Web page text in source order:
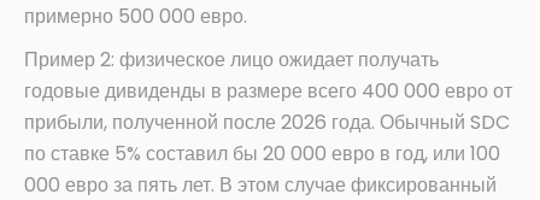
примерно 500 000 евро.
Пример 2: физическое лицо ожидает получать
годовые дивиденды в размере всего 400 000 евро от
прибыли, полученной после 2026 года. Обычный SDC
по ставке 5% составил бы 20 000 евро в год, или 100
000 евро за пять лет. В этом случае фиксированный